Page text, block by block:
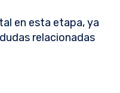
en esta etapa, ya
relacionadas